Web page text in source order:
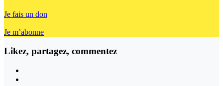
Je fais un don
Je m’abonne
Likez, partagez, commentez